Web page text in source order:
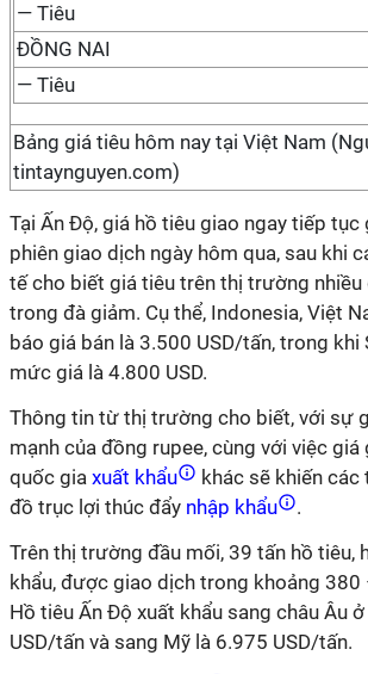
— Tiêu
ĐỒNG NAI
— Tiêu
Bảng giá tiêu hôm nay tại Việt Nam
tintaynguyen.com)
Tại Ấn Độ, giá hồ tiêu giao ngay tiếp
phiên giao dịch ngày hôm qua, sau khi
tế cho biết giá tiêu trên thị trường nhiều
trong đà giảm. Cụ thể, Indonesia, Việt
báo giá bán là 3.500 USD/tấn, trong khi
mức giá là 4.800 USD.
Thông tin từ thị trường cho biết, với sự
mạnh của đồng rupee, cùng với việc giá
quốc gia xuất khẩu
khác sẽ khiến
đồ trục lợi thúc đẩy nhập khẩu
.
Trên thị trường đầu mối, 39 tấn hồ tiêu,
khẩu, được giao dịch trong khoảng
Hồ tiêu Ấn Độ xuất khẩu sang châu Âu
USD/tấn và sang Mỹ là 6.975 USD/tấn.